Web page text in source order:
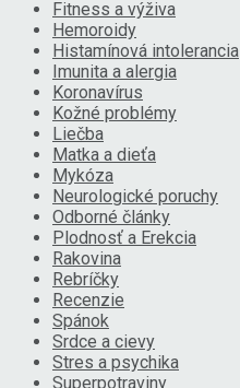
Fitness a výživa
Hemoroidy
Histamínová intolerancia
Imunita a alergia
Koronavírus
Kožné problémy
Liečba
Matka a dieťa
Mykóza
Neurologické poruchy
Odborné články
Plodnosť a Erekcia
Rakovina
Rebríčky
Recenzie
Spánok
Srdce a cievy
Stres a psychika
Superpotraviny